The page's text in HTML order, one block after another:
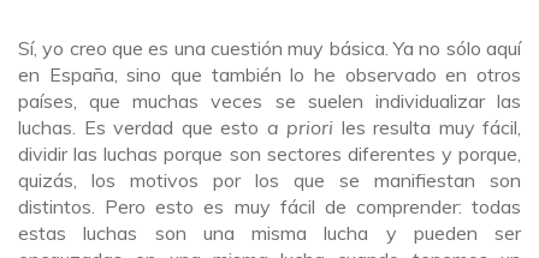
Sí, yo creo que es una cuestión muy básica. Ya no sólo aquí
en España, sino que también lo he observado en otros
países, que muchas veces se suelen individualizar las
luchas. Es verdad que esto a priori les resulta muy fácil,
dividir las luchas porque son sectores diferentes y porque,
quizás, los motivos por los que se manifiestan son
distintos. Pero esto es muy fácil de comprender: todas
estas luchas son una misma lucha y pueden ser